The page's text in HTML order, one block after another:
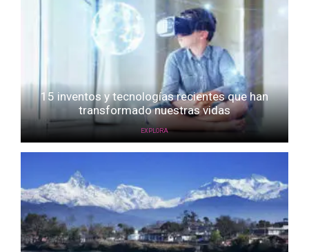
15 inventos y tecnologías recientes que han
transformado nuestras vidas
EXPLORA